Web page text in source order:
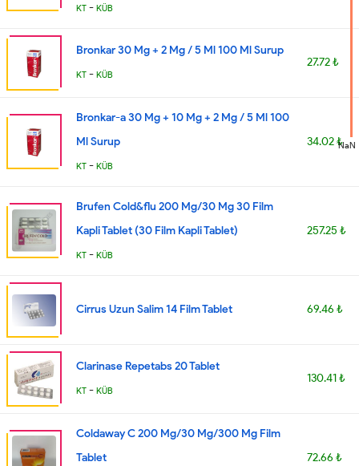
KT - KÜB
Bronkar 30 Mg + 2 Mg / 5 Ml 100 Ml Surup
KT - KÜB
27.72 ₺
Bronkar-a 30 Mg + 10 Mg + 2 Mg / 5 Ml 100
Ml Surup
KT - KÜB
34.02 ₺
Brufen Cold&flu 200 Mg/30 Mg 30 Film
Kapli Tablet (30 Film Kapli Tablet)
KT - KÜB
257.25 ₺
Cirrus Uzun Salim 14 Film Tablet 69.46 ₺
Clarinase Repetabs 20 Tablet
KT - KÜB
130.41 ₺
Coldaway C 200 Mg/30 Mg/300 Mg Film
Tablet
72.66 ₺
NaN